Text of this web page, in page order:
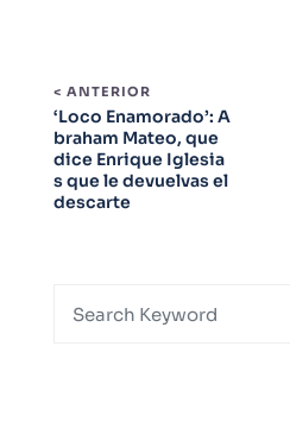
< ANTERIOR
‘Loco Enamorado’: A
braham Mateo, que
dice Enrique Iglesia
s que le devuelvas el
descarte